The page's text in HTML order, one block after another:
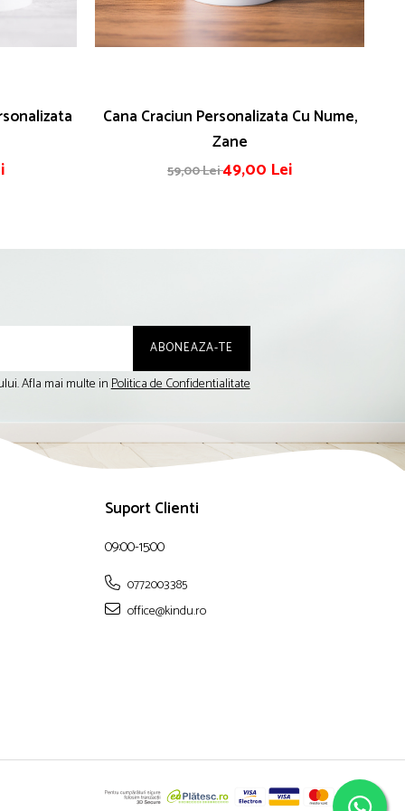
Cana Craciun Personalizata Cu Nume,
Zane
59,00 Lei49,00 Lei
Afla mai multe inPolitica de Confidentialitate
Suport Clienti
09:00-15:00
0772003385
office@kindu.ro